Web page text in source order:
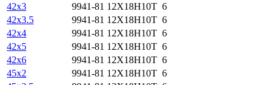
42х3
9941-81 12Х18Н10Т 6
42х3.5
9941-81 12Х18Н10Т 6
42х4
9941-81 12Х18Н10Т 6
42х5
9941-81 12Х18Н10Т 6
42х6
9941-81 12Х18Н10Т 6
45х2
9941-81 12Х18Н10Т 6